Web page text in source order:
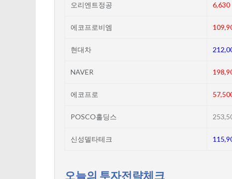
오리엔트정공 6,630
에코프로비엠
현대차
NAVER
에코프로
POSCO홀딩스
신성델타테크
오늘의 투자전략체크